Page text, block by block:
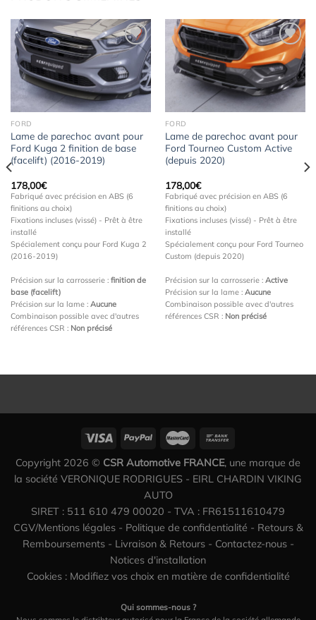
Ajouter
à la
wishlist
FORD
Lame de parechoc avant pour
Ford Kuga 2 finition de base
(facelift) (2016-2019)
178,00€
Fabriqué avec précision en ABS (6
finitions au choix)
Fixations incluses (vissé) - Prêt à être
installé
Spécialement conçu pour Ford Kuga 2
(2016-2019)
Précision sur la carrosserie : finition de
base (facelift)
Précision sur la lame : Aucune
Combinaison possible avec d'autres
références CSR : Non précisé
Ajouter
à la
wishlist
FORD
Lame de parechoc avant pour
Ford Tourneo Custom Active
(depuis 2020)
178,00€
Fabriqué avec précision en ABS (6
finitions au choix)
Fixations incluses (vissé) - Prêt à être
installé
Spécialement conçu pour Ford Tourneo
Custom (depuis 2020)
Précision sur la carrosserie : Active
Précision sur la lame : Aucune
Combinaison possible avec d'autres
références CSR : Non précisé
Copyright 2026 © CSR Automotive FRANCE, une marque de
la société VERONIQUE RODRIGUES - EIRL CHARDIN VIKING
AUTO
SIRET : 511 610 479 00020 - TVA : FR61511610479
CGV/Mentions légales- Politique de confidentialité - Retours &
Remboursements- Livraison & Retours- Contactez-nous-
Notices d'installation
Cookies : Modifiez vos choix en matière de confidentialité
Qui sommes-nous ?